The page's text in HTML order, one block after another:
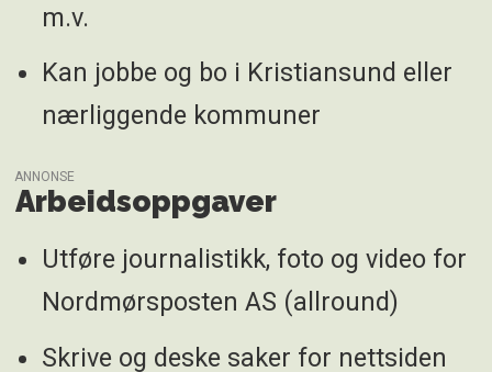
m.v.
Kan jobbe og bo i Kristiansund eller
nærliggende kommuner
ANNONSE
Arbeidsoppgaver
Utføre journalistikk, foto og video for
Nordmørsposten AS (allround)
Skrive og deske saker for nettsiden